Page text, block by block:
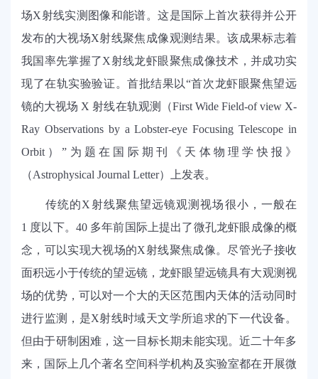
场X射线实测图像和能谱。这是国际上首次获得并公开
发布的大视场X射线聚焦成像观测结果。该成果标志着
我国率先掌握了X射线龙虾眼聚焦成像技术，并成功实
现了在轨实验验证。首批结果以“首次龙虾眼聚焦望远
镜的大视场 X 射线在轨观测（FirstWide Field-of view X-
Ray Observations by a Lobster-eye Focusing Telescope in
Orbit ）”为题在国际期刊《天体物理学快报》
（Astrophysical Journal Letter）上发表。
传统的X射线聚焦望远镜观测视场很小，一般在
1 度以下。 40 多年前国际上提出了微孔龙虾眼成像的概
念，可以实现大视场的X射线聚焦成像。尽管光子接收
面积远小于传统的望远镜，龙虾眼望远镜具有大观测视
场的优势，可以对一个大的天区范围内天体的活动同时
进行监测，是X射线时域天文学所追求的下一代设备。
但由于研制困难，这一目标长期未能实现。近二十年多
来，国际上几个著名空间科学机构及实验室都在开展微